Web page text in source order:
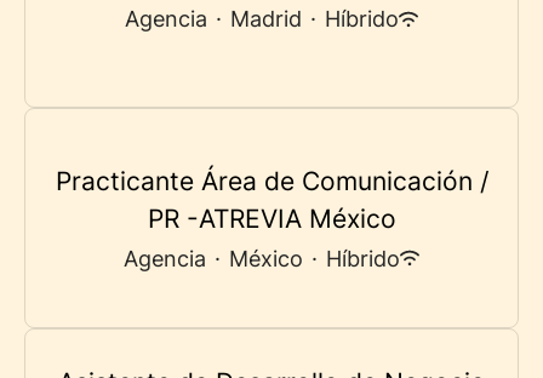
Agencia · Madrid · Híbrido
Practicante Área de Comunicación /
PR -ATREVIA México
Agencia · México · Híbrido